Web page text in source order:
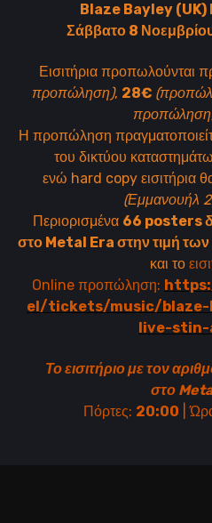
Blaze Bayley (UK)
Σάββατο 8
Εισιτήρια προπωλούνται
προπώληση), 28€
Η προπώληση
του δικτύου
ενώ hard copy εισιτήρια
(Εμμανουήλ
Περιορισμένα 66 posters
στο Metal Era στην τιμή
και το
Online προπώληση:
el/tickets/music/
live-
Το εισιτήριο με τον
στο
Πόρτες: 20:00 |